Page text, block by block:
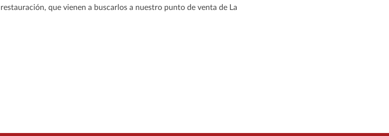
que vienen a buscarlos a nuestro punto de venta de La